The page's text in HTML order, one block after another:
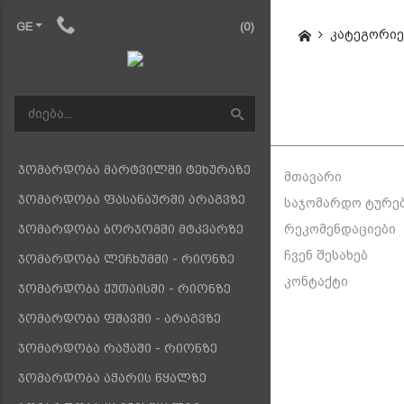
GE (0)
ჯომარდობა მარტვილში ტეხურაზე
ჯომარდობა ფასანაურში არაგვზე
ჯომარდობა ბორჯომში მტკვარზე
ჯომარდობა ლეჩხუმში - რიონზე
ჯომარდობა ქუთაისში - რიონზე
ჯომარდობა ფშავში - არაგვზე
ჯომარდობა რაჭაში - რიონზე
ჯომარდობა აჭარის წყალზე
მთავარი
საჯომარდო
რეკომენდაციები
ჩვენ შესახებ
კონტაქტი